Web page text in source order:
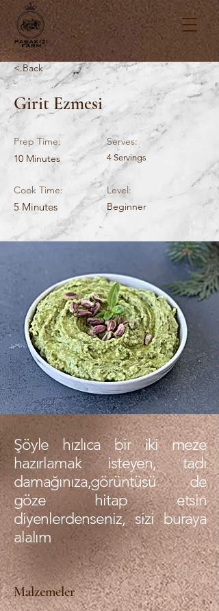
< Back
Girit Ezmesi
Prep Time:
10 Minutes
Cook Time:
5 Minutes
Serves:
4 Servings
Level:
Beginner
Şöyle hızlıca bir iki meze
hazırlamak isteyen, tadı
damağınıza,görüntüsü de
göze hitap etsin
diyenlerdenseniz, sizi buraya
alalım
Malzemeler